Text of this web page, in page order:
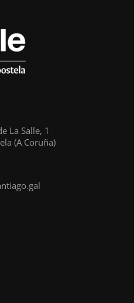
La Salle, 1
(A Coruña)